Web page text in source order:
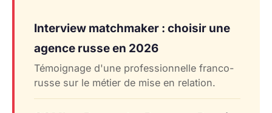
Interview matchmaker : choisir une
agence russe en 2026
Témoignage d'une professionnelle franco-
russe sur le métier de mise en relation.